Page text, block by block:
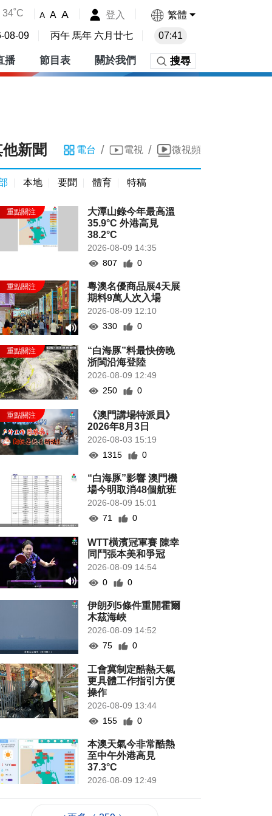
34˚C A A A 登入 繁體
08-09 丙午 馬年 六月廿七 07:41
播 節目表 關於我們 搜尋
新聞 電台 / 電視 / 微視頻
本地 要聞 體育 特稿
大潭山錄今年最高溫
35.9°C 外港高見
38.2°C
2026-08-09 14:35
807
0
粵澳名優商品展4天展
期料9萬人次入場
2026-08-09 12:10
330
0
“白海豚”料最快傍晚
浙閩沿海登陸
2026-08-09 12:49
250
0
《澳門講場特派員》
2026年8月3日
2026-08-03 15:19
1315
0
“白海豚”影響 澳門機
場今明取消48個航班
2026-08-09 15:01
71
0
WTT橫濱冠軍賽 陳幸
同鬥張本美和爭冠
2026-08-09 14:54
0
0
伊朗列5條件重開霍爾
木茲海峽
2026-08-09 14:52
75
0
工會冀制定酷熱天氣
更具體工作指引方便
操作
2026-08-09 13:44
155
0
本澳天氣今非常酷熱
至中午外港高見
37.3°C
2026-08-09 12:49